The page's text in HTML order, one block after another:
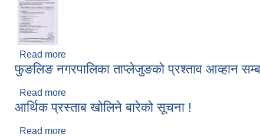
Read more
फुङलिङ नगरपालिका ताप्लेजुङको प्रश्ताव आव्हान
Read more
आर्थिक प्रस्ताब खोलिने बारेको सूचना !
Read more